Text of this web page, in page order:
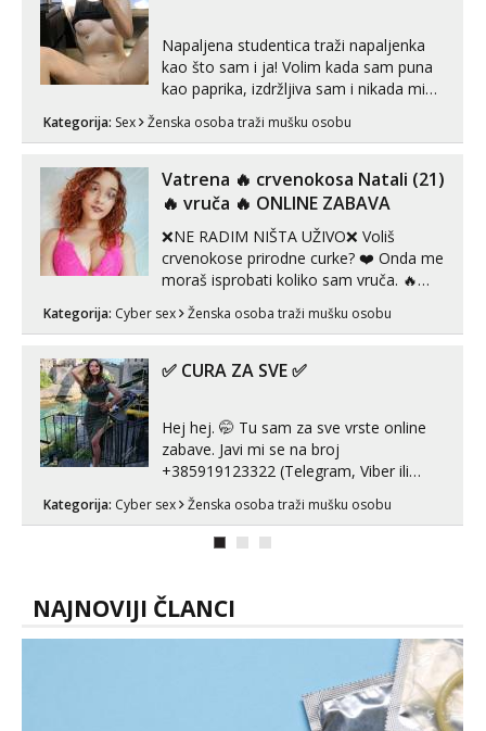
Napaljena studentica traži napaljenka
kao što sam i ja! Volim kada sam puna
kao paprika, izdržljiva sam i nikada mi
puta dnevno bilo kad i bilo gdje zato se
link ispod i nadji me tamo, cekam te!
Kategorija: Sex Ženska osoba traži mušku osobu
Vatrena ‎️‍🔥 crvenokosa Natali (21)
‎️‍🔥 vruča‎ ️‍🔥 ONLINE ZABAVA
❌NE RADIM NIŠTA UŽIVO❌ Voliš
crvenokose prirodne curke? ❤️ Onda me
moraš isprobati koliko sam vruča.‎ ️‍🔥
MLADA vražica koja ima 100%
prorodne grudi, 💦 Misli su mi uvijek
U mojoj raznolikoj ponudi možeš
Kategorija: Cyber sex Ženska osoba traži mušku osobu
✅ CURA ZA SVE ✅
Hej hej. 🤭 Tu sam za sve vrste online
zabave. Javi mi se na broj
+385919123322 (Telegram, Viber ili
Whatsapp). 🤙 NE javljaj se na uzivo.
Hvala.
Kategorija: Cyber sex Ženska osoba traži mušku osobu
NAJNOVIJI ČLANCI